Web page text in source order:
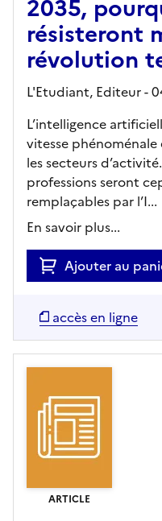
2035,
résisteront
révolution
L'Etudiant, Editeur-
L’intelligence
vitesse
les secteurs
professions seront
remplaçables par l’I...
En savoir plus...
Ajouter au
accès en ligne
ARTICLE